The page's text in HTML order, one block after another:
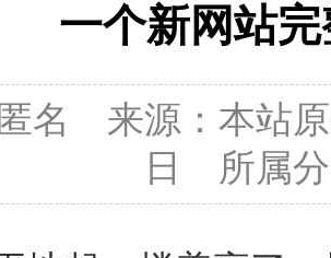
一个新网站
名 来源：本站
日 所属